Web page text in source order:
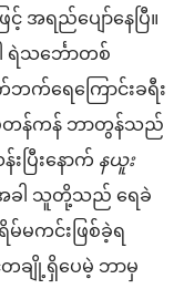
ရည်ပျော်နေပြီ။
ရဲသင်္ဘောတစ်
က်ရေကြောင်းခရီး
ပီတန်ကန် ဘာတွန်သည်
ပြီးနောက်နယူး
ခါ သူတို့သည် ရေခဲ
မကင်းဖြစ်ခဲ့ရ
တချို့ရှိပေမဲ့ ဘာမှ